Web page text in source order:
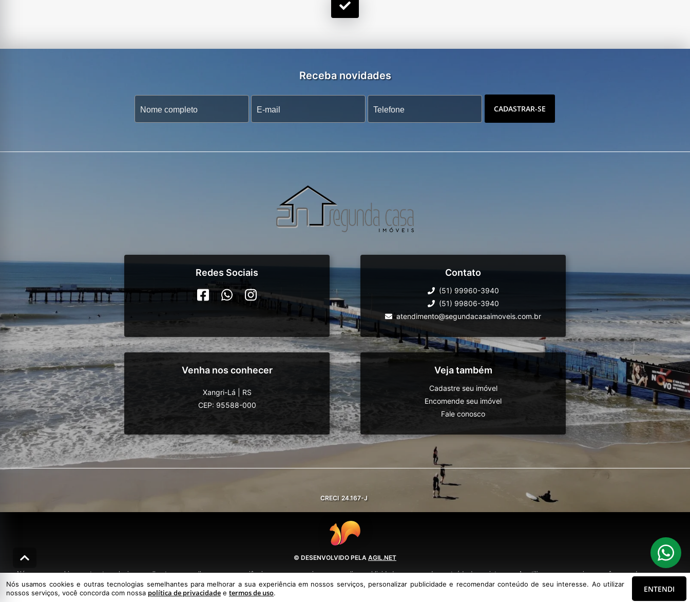
Receba novidades
CADASTRAR-SE
Redes Sociais Contato
(51) 99960-3940
(51) 99806-3940
atendimento@segundacasaimoveis.com.br
Venha nos conhecer
Xangri-Lá
RS
CEP: 95588-000
Veja também
Cadastre seu imóvel
Encomende seu imóvel
Fale conosco
CRECI 24.167-J
© DESENVOLVIDO PELA AGIL.NET
Nós usamos cookies e outras tecnologias semelhantes para melhorar a sua experiência em nossos serviços, personalizar publicidade e recomendar conteúdo de seu interesse. Ao utilizar nossos serviços, você concorda com nossa
política de privacidade e termos de uso.
Nós usamos cookies e outras tecnologias semelhantes para melhorar a sua experiência em nossos serviços, personalizar publicidade e recomendar conteúdo de seu interesse. Ao utilizar
nossos serviços, você concorda com nossa política de privacidade e termos de uso. ENTENDI